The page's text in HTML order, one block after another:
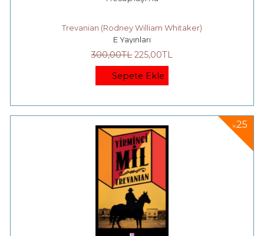
Trevanian (Rodney William Whitaker)
E Yayınları
300,00TL 225,00TL
Sepete Ekle
%25